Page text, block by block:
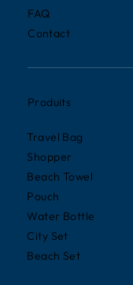
FAQ
Contact
Produits
Travel Bag
Shopper
Beach Towel
Pouch
Water Bottle
City Set
Beach Set